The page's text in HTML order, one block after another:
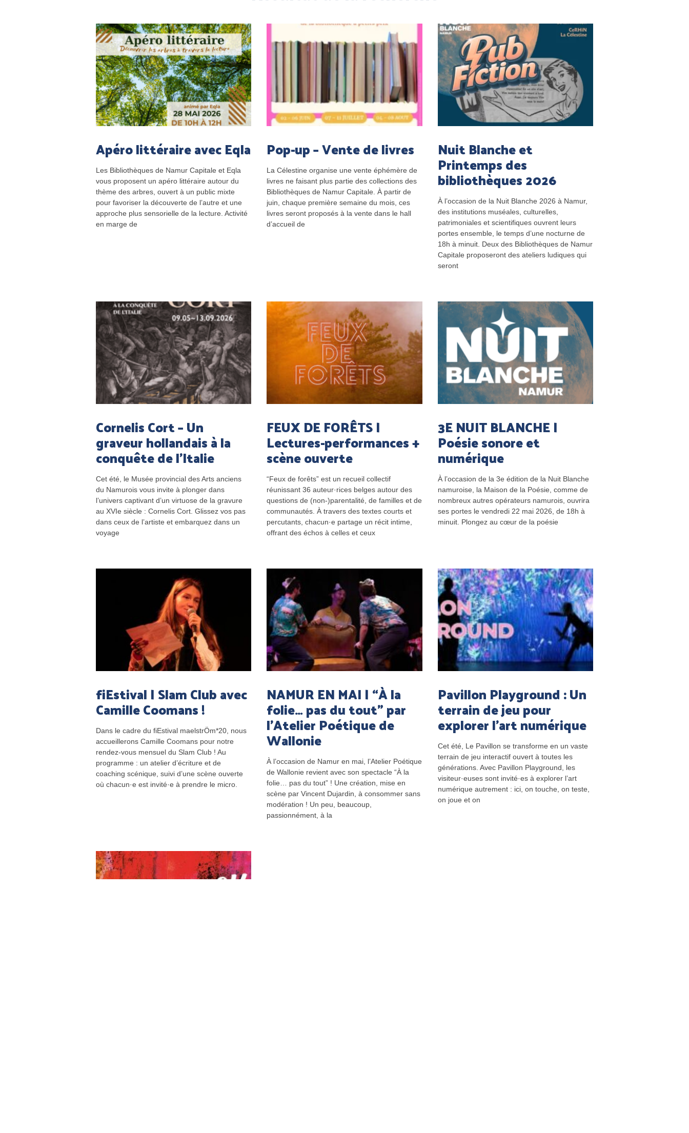
Apéro littéraire avec Eqla
Les Bibliothèques de Namur Capitale et Eqla
vous proposent un apéro littéraire autour du
thème des arbres, ouvert à un public mixte
pour favoriser la découverte de l’autre et une
approche plus sensorielle de la lecture. Activité
en marge de
Pop-up – Vente de livres
La Célestine organise une vente éphémère de
livres ne faisant plus partie des collections des
Bibliothèques de Namur Capitale. À partir de
juin, chaque première semaine du mois, ces
livres seront proposés à la vente dans le hall
d’accueil de
Nuit Blanche et
Printemps des
bibliothèques 2026
À l’occasion de la Nuit Blanche 2026 à Namur,
des institutions muséales, culturelles,
patrimoniales et scientifiques ouvrent leurs
portes ensemble, le temps d’une nocturne de
18h à minuit. Deux des Bibliothèques de Namur
Capitale proposeront des ateliers ludiques qui
seront
Cornelis Cort – Un
graveur hollandais à la
conquête de l’Italie
Cet été, le Musée provincial des Arts anciens
du Namurois vous invite à plonger dans
l’univers captivant d’un virtuose de la gravure
au XVIe siècle : Cornelis Cort. Glissez vos pas
dans ceux de l’artiste et embarquez dans un
voyage
FEUX DE FORÊTS |
Lectures-performances +
scène ouverte
“Feux de forêts” est un recueil collectif
réunissant 36 auteur·rices belges autour des
questions de (non-)parentalité, de familles et de
communautés. À travers des textes courts et
percutants, chacun·e partage un récit intime,
offrant des échos à celles et ceux
3E NUIT BLANCHE |
Poésie sonore et
numérique
À l’occasion de la 3e édition de la Nuit Blanche
namuroise, la Maison de la Poésie, comme de
nombreux autres opérateurs namurois, ouvrira
ses portes le vendredi 22 mai 2026, de 18h à
minuit. Plongez au cœur de la poésie
fiEstival | Slam Club avec
Camille Coomans !
Dans le cadre du fiEstival maelstrÖm*20, nous
accueillerons Camille Coomans pour notre
rendez-vous mensuel du Slam Club ! Au
programme : un atelier d’écriture et de
coaching scénique, suivi d’une scène ouverte
où chacun·e est invité·e à prendre le micro.
NAMUR EN MAI | “À la
folie… pas du tout” par
l’Atelier Poétique de
Wallonie
À l’occasion de Namur en mai, l’Atelier Poétique
de Wallonie revient avec son spectacle “À la
folie… pas du tout” ! Une création, mise en
scène par Vincent Dujardin, à consommer sans
modération ! Un peu, beaucoup,
passionnément, à la
Pavillon Playground : Un
terrain de jeu pour
explorer l’art numérique
Cet été, Le Pavillon se transforme en un vaste
terrain de jeu interactif ouvert à toutes les
générations. Avec Pavillon Playground, les
visiteur·euses sont invité·es à explorer l’art
numérique autrement : ici, on touche, on teste,
on joue et on